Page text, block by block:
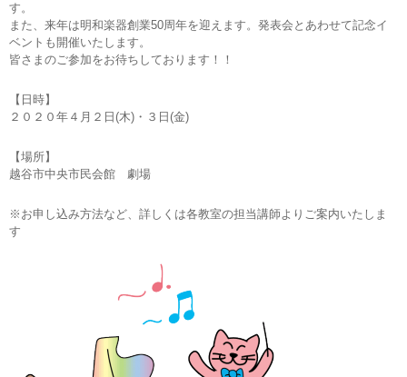
す。
また、来年は明和楽器創業50周年を迎えます。発表会とあわせて記念イ
ベントも開催いたします。
皆さまのご参加をお待ちしております！！
【日時】
２０２０年４月２日(木)・３日(金)
【場所】
越谷市中央市民会館 劇場
※お申し込み方法など、詳しくは各教室の担当講師よりご案内いたしま
す